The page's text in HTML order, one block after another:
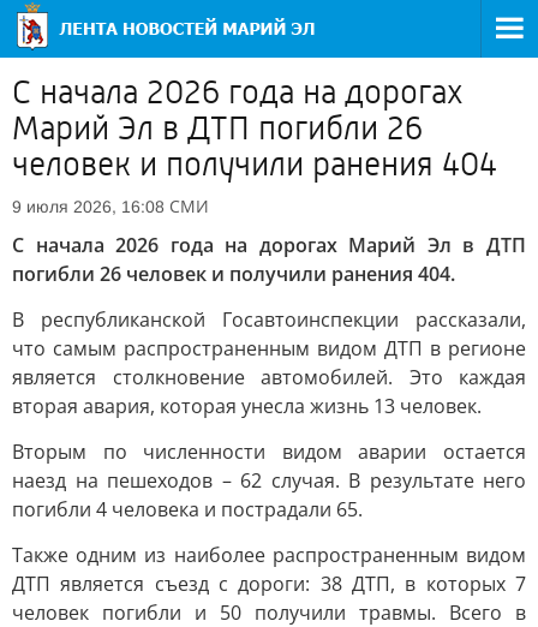
С начала 2026 года на дорогах
Марий Эл в ДТП погибли 26
человек и получили ранения 404
9 июля 2026, 16:08 СМИ
С начала 2026 года на дорогах Марий Эл в ДТП
погибли 26 человек и получили ранения 404.
В республиканской Госавтоинспекции рассказали,
что самым распространенным видом ДТП в регионе
является столкновение автомобилей. Это каждая
вторая авария, которая унесла жизнь 13 человек.
Вторым по численности видом аварии остается
наезд на пешеходов – 62 случая. В результате него
погибли 4 человека и пострадали 65.
Также одним из наиболее распространенным видом
ДТП является съезд с дороги: 38 ДТП, в которых 7
человек погибли и 50 получили травмы. Всего в